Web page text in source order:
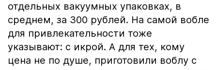
отдельных вакуумных упаковках, в
среднем, за 300 рублей. На самой вобле
для привлекательности тоже
указывают: с икрой. А для тех, кому
цена не по душе, приготовили воблу с